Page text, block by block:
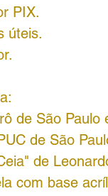
PIX.
úteis.
de São Paulo
de São
de
com base